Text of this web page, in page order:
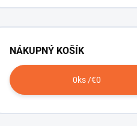
NÁKUPNÝ KOŠÍK
0ks /€0